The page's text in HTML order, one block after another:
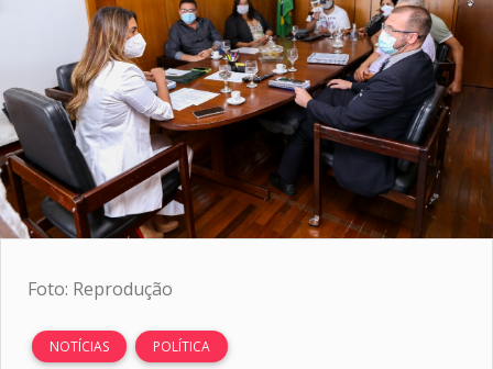
Foto: Reprodução
NOTÍCIAS POLÍTICA